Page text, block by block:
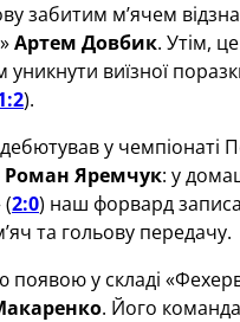
забитим м’ячем
Артем Довбик. Утім,
уникнути виїзної
).
у чемпіонаті
Роман Яремчук: у
2:0) наш форвард
та гольову передачу.
у складі
. Його